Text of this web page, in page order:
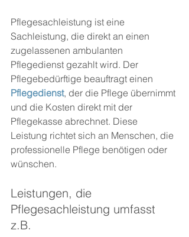
Pflegesachleistung ist eine
Sachleistung, die direkt an einen
zugelassenen ambulanten
Pflegedienst gezahlt wird. Der
Pflegebedürftige beauftragt einen
Pflegedienst, der die Pflege übernimmt
und die Kosten direkt mit der
Pflegekasse abrechnet. Diese
Leistung richtet sich an Menschen, die
professionelle Pflege benötigen oder
wünschen.
Leistungen, die
Pflegesachleistung umfasst
z.B.